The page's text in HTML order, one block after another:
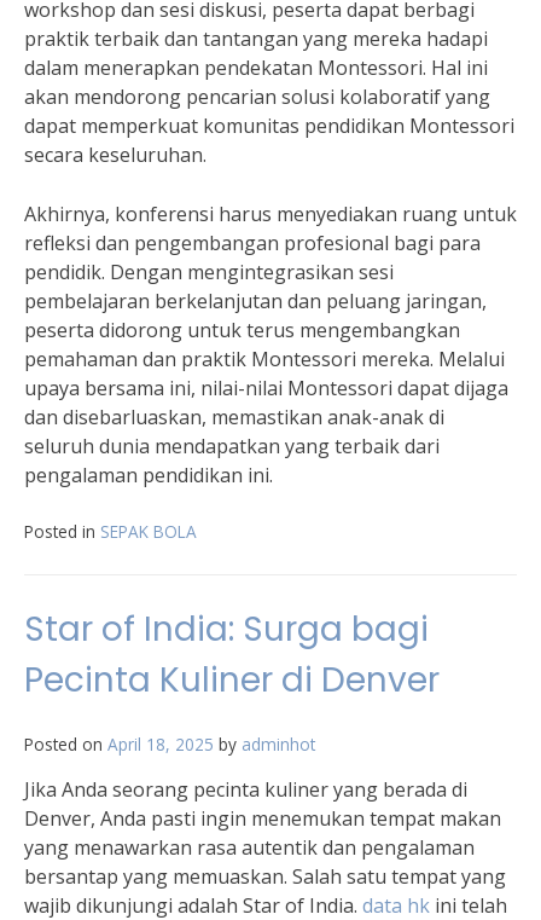
workshop dan sesi diskusi, peserta dapat berbagi
praktik terbaik dan tantangan yang mereka hadapi
dalam menerapkan pendekatan Montessori. Hal ini
akan mendorong pencarian solusi kolaboratif yang
dapat memperkuat komunitas pendidikan Montessori
secara keseluruhan.
Akhirnya, konferensi harus menyediakan ruang untuk
refleksi dan pengembangan profesional bagi para
pendidik. Dengan mengintegrasikan sesi
pembelajaran berkelanjutan dan peluang jaringan,
peserta didorong untuk terus mengembangkan
pemahaman dan praktik Montessori mereka. Melalui
upaya bersama ini, nilai-nilai Montessori dapat dijaga
dan disebarluaskan, memastikan anak-anak di
seluruh dunia mendapatkan yang terbaik dari
pengalaman pendidikan ini.
Posted in SEPAK BOLA
Star of India: Surga bagi
Pecinta Kuliner di Denver
Posted on April 18, 2025 by adminhot
Jika Anda seorang pecinta kuliner yang berada di
Denver, Anda pasti ingin menemukan tempat makan
yang menawarkan rasa autentik dan pengalaman
bersantap yang memuaskan. Salah satu tempat yang
wajib dikunjungi adalah Star of India. data hk ini telah